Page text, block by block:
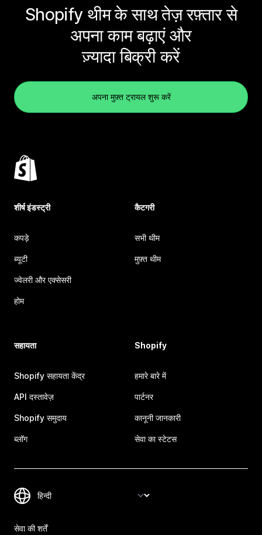
Shopify थीम के साथ तेज़ रफ़्तार से
अपना काम बढ़ाएं और
ज़्यादा बिक्री करें
अपना मुफ़्त ट्रायल शुरू करें
शीर्ष इंडस्ट्री
कपड़े
ब्यूटी
ज्वेलरी और एक्सेसरी
होम
कैटगरी
सभी थीम
मुफ़्त थीम
सहायता
Shopify सहायता केंद्र
API दस्तावेज़
Shopify समुदाय
ब्लॉग
Shopify
हमारे बारे में
पार्टनर
कानूनी जानकारी
सेवा का स्टेटस
सेवा की शर्तें